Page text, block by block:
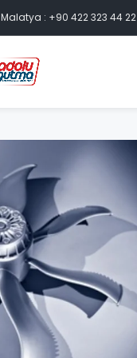
Malatya : +90 422 323 44 22